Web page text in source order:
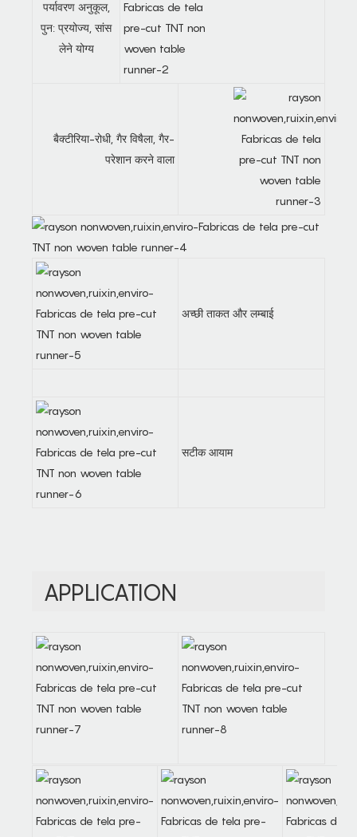
पर्यावरण अनुकूल,
पुन: प्रयोज्य, सांस
लेने योग्य
बैक्टीरिया-रोधी, गैर विषैला, गैर-
परेशान करने वाला
अच्छी ताकत और लम्बाई
सटीक आयाम
APPLICATION